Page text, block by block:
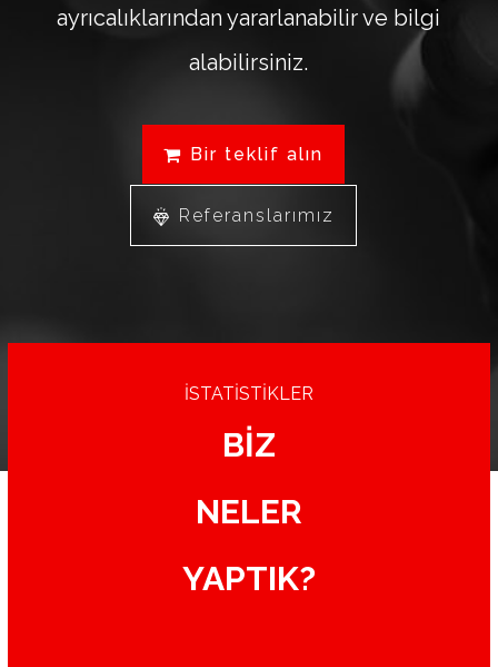
ayrıcalıklarından yararlanabilir ve bilgi
alabilirsiniz.
Bir teklif alın
Referanslarımız
İSTATİSTİKLER
BİZ
NELER
YAPTIK?